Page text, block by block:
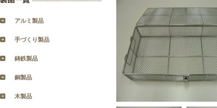
アルミ製品
手づくり製品
鋳鉄製品
銅製品
木製品